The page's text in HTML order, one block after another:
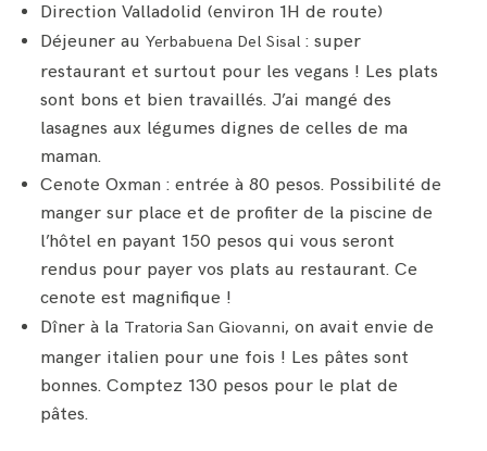
Direction Valladolid (environ 1H de route)
Déjeuner auYerbabuena Del Sisal: super
restaurant et surtout pour les vegans ! Les plats
sont bons et bien travaillés. J’ai mangé des
lasagnes aux légumes dignes de celles de ma
maman.
Cenote Oxman : entrée à 80 pesos. Possibilité de
manger sur place et de profiter de la piscine de
l’hôtel en payant 150 pesos qui vous seront
rendus pour payer vos plats au restaurant. Ce
cenote est magnifique !
Dîner à la Tratoria San Giovanni, on avait envie de
manger italien pour une fois ! Les pâtes sont
bonnes. Comptez 130 pesos pour le plat de
pâtes.